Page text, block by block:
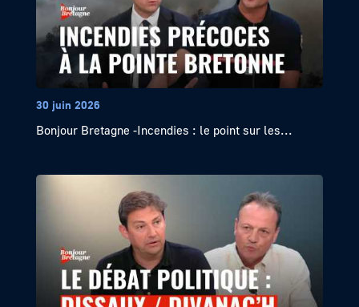
30 juin 2026
Bonjour Bretagne -Incendies : le point sur les...